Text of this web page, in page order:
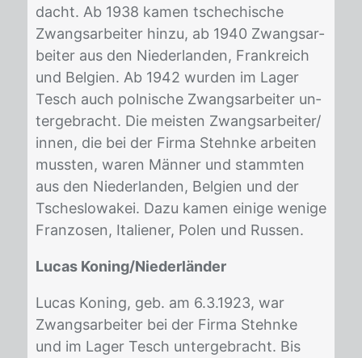
dacht. Ab 1938 ka­men tsche­chi­sche
Zwangs­ar­bei­ter hin­zu, ab 1940 Zwangs­ar­
bei­ter aus den Nie­der­lan­den, Frank­reich
und Bel­gi­en. Ab 1942 wur­den im La­ger
Tesch auch pol­ni­sche Zwangs­ar­bei­ter un­
ter­ge­bracht. Die meis­ten Zwangs­ar­bei­ter/​
in­nen, die bei der Fir­ma Stehn­ke ar­bei­ten
muss­ten, wa­ren Män­ner und stamm­ten
aus den Nie­der­lan­den, Bel­gi­en und der
Tsches­lo­wa­kei. Dazu ka­men ei­ni­ge we­ni­ge
Fran­zo­sen, Ita­lie­ner, Po­len und Rus­sen.
Lucas Koning/Niederländer
Lu­cas Ko­n­ing, geb. am 6.3.1923, war
Zwangs­ar­bei­ter bei der Fir­ma Stehn­ke
und im La­ger Tesch un­ter­ge­bracht. Bis